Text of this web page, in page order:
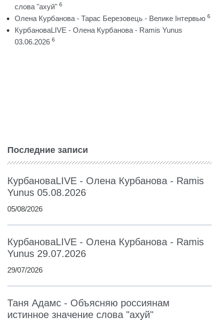
слова "ахуй" 6
Олена Курбанова - Тарас Березовець - Велике Інтервью 6
КурбановаLIVE - Олена Курбанова - Ramis Yunus
03.06.2026 6
Последние записи
КурбановаLIVE - Олена Курбанова - Ramis
Yunus 05.08.2026
05/08/2026
КурбановаLIVE - Олена Курбанова - Ramis
Yunus 29.07.2026
29/07/2026
Таня Адамс - Объясняю россиянам
истинное значение слова "ахуй"